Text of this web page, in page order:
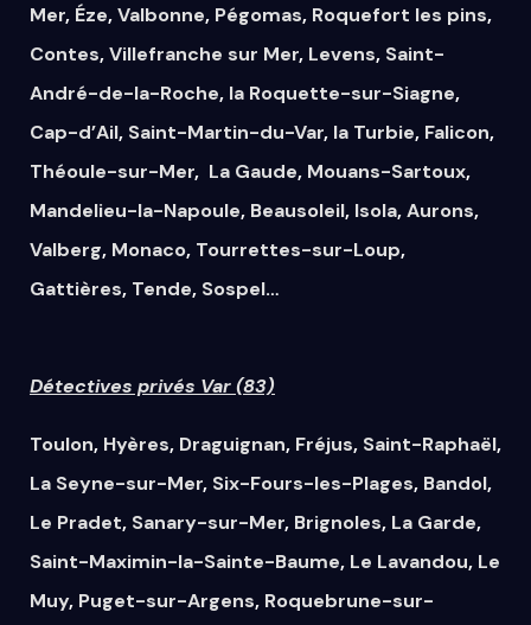
Mer, Éze,Valbonne, Pégomas, Roquefort les pins,
Contes,Villefranche sur Mer, Levens, Saint-
André-de-la-Roche, la Roquette-sur-Siagne,
Cap-d’Ail, Saint-Martin-du-Var, la Turbie, Falicon,
Théoule-sur-Mer, La Gaude, Mouans-Sartoux,
Mandelieu-la-Napoule, Beausoleil, Isola,Aurons,
Valberg, Monaco, Tourrettes-sur-Loup,
Gattières, Tende, Sospel…
Détectives privés Var (83)
Toulon, Hyères, Draguignan, Fréjus, Saint-Raphaël,
La Seyne-sur-Mer, Six-Fours-les-Plages, Bandol,
Le Pradet, Sanary-sur-Mer, Brignoles, La Garde,
Saint-Maximin-la-Sainte-Baume, Le Lavandou, Le
Muy, Puget-sur-Argens, Roquebrune-sur-